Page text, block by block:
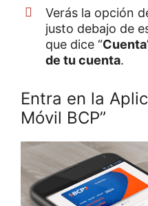
Verás la opción
justo debajo de
que dice “Cuenta
de tu cuenta.
Entra en la
Móvil BCP”